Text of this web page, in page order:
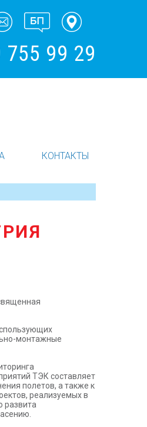
755 99 29
КОНТАКТЫ
монтажные
ТЭК составляет
полетов, а также к
реализуемых в
развита